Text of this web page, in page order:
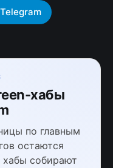
хабы
по главным
остаются
хабы собирают